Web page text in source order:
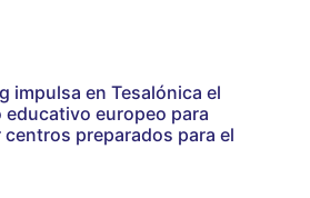
impulsa en Tesalónica el
educativo europeo para
preparados para el